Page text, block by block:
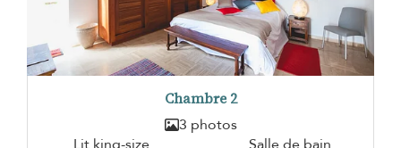
Chambre 2
3 photos